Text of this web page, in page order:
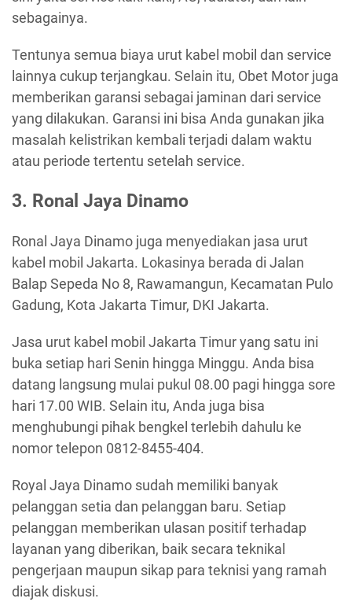
sebagainya.
Tentunya semua biaya urut kabel mobil dan service
lainnya cukup terjangkau. Selain itu, Obet Motor juga
memberikan garansi sebagai jaminan dari service
yang dilakukan. Garansi ini bisa Anda gunakan jika
masalah kelistrikan kembali terjadi dalam waktu
atau periode tertentu setelah service.
3. Ronal Jaya Dinamo
Ronal Jaya Dinamo juga menyediakan jasa urut
kabel mobil Jakarta. Lokasinya berada di Jalan
Balap Sepeda No 8, Rawamangun, Kecamatan Pulo
Gadung, Kota Jakarta Timur, DKI Jakarta.
Jasa urut kabel mobil Jakarta Timur yang satu ini
buka setiap hari Senin hingga Minggu. Anda bisa
datang langsung mulai pukul 08.00 pagi hingga sore
hari 17.00 WIB. Selain itu, Anda juga bisa
menghubungi pihak bengkel terlebih dahulu ke
nomor telepon 0812-8455-404.
Royal Jaya Dinamo sudah memiliki banyak
pelanggan setia dan pelanggan baru. Setiap
pelanggan memberikan ulasan positif terhadap
layanan yang diberikan, baik secara teknikal
pengerjaan maupun sikap para teknisi yang ramah
diajak diskusi.